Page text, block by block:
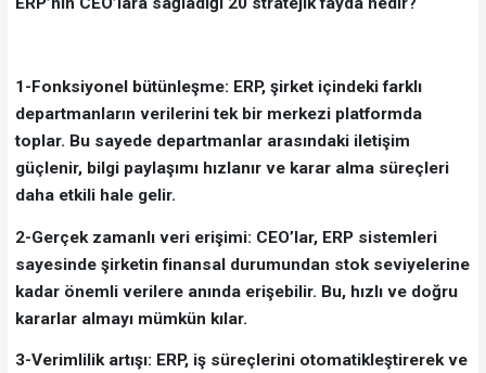
1-Fonksiyonel bütünleşme: ERP, şirket içindeki farklı
departmanların verilerini tek bir merkezi platformda
toplar. Bu sayede departmanlar arasındaki iletişim
güçlenir, bilgi paylaşımı hızlanır ve karar alma süreçleri
daha etkili hale gelir.
2-Gerçek zamanlı veri erişimi: CEO’lar, ERP sistemleri
sayesinde şirketin finansal durumundan stok seviyelerine
kadar önemli verilere anında erişebilir. Bu, hızlı ve doğru
kararlar almayı mümkün kılar.
3-Verimlilik artışı: ERP, iş süreçlerini otomatikleştirerek ve